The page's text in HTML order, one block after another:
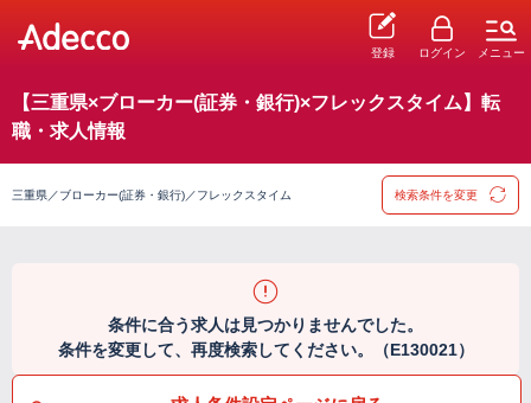
登録 ログイン メニュー
【三重県×ブローカー(証券・銀行)×フレックスタイム】転
職・求人情報
三重県／ブローカー(証券・銀行)／フレックスタイム 検索条件を変更
条件に合う求人は見つかりませんでした。
条件を変更して、再度検索してください。（E130021）